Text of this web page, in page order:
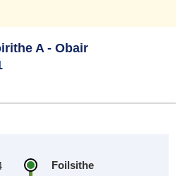
A - Obair
Foilsithe